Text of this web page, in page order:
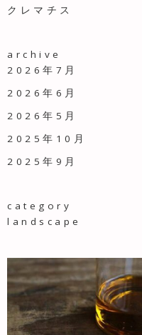
クレマチス
archive
2026年7月
2026年6月
2026年5月
2025年10月
2025年9月
category
landscape